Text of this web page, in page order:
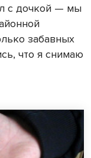
с дочкой — мы
забавных
что я снимаю